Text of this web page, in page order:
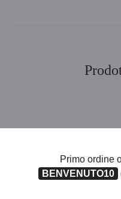
CAPPELLO LUMINOSO
PORTACANDELA IN
Primo ordine
BENVENUTO10